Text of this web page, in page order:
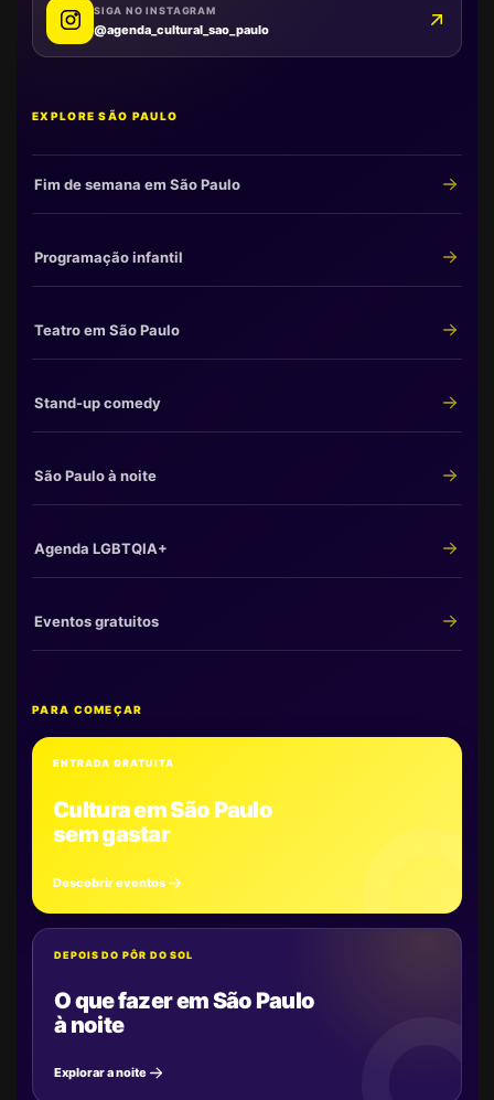
SIGA NO INSTAGRAM
@agenda_cultural_sao_paulo
EXPLORE SÃO PAULO
Fim de semana em São Paulo
Programação infantil
Teatro em São Paulo
Stand-up comedy
São Paulo à noite
Agenda LGBTQIA+
Eventos gratuitos
PARA COMEÇAR
ENTRADA GRATUITA
Cultura em São Paulo
sem gastar
Descobrir eventos
DEPOIS DO PÔR DO SOL
O que fazer em São Paulo
à noite
Explorar a noite